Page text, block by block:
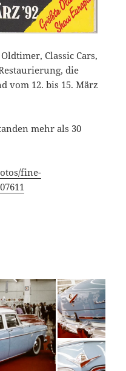
Classic Cars,
die
vom 12. bis 15. März
mehr als 30
fine-